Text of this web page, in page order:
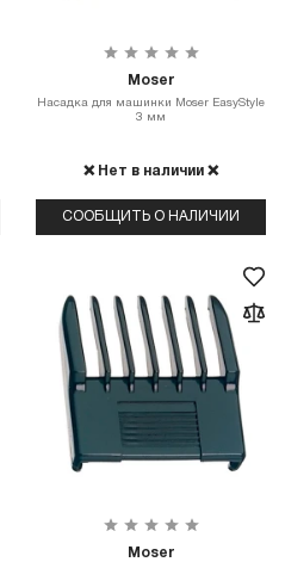
Moser
Насадка для машинки Moser EasyStyle
3 мм
❌ Нет в наличии ❌
СООБЩИТЬ О НАЛИЧИИ
Moser